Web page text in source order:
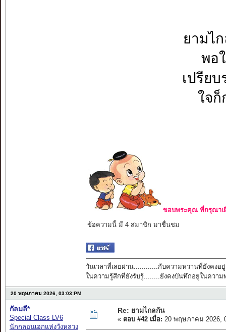
ยามไ
พอ
เปรีย
ใจก็
ขอบพระคุณ ที่กรุณาเ
ข้อความนี้ มี 4 สมาชิก มาชื่นชม
วันเวลาที่เลยผ่าน............กับความหวานที่ยังคงอยู่
ในความรู้สึกที่ยังรับรู้........ยังคงบันทึกอยู่ในความ
20 พฤษภาคม 2026, 03:03:PM
กัลมลี*
Special Class LV6
นักกลอนเอกแห่งวังหลวง
Re: ยามไกลกัน
« ตอบ #42 เมื่อ: 20 พฤษภาคม 2026,